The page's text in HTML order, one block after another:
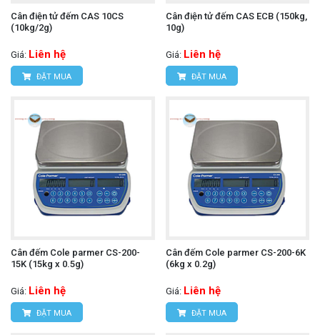
Cân điện tử đếm CAS 10CS
(10kg/2g)
Giá: Liên hệ
ĐẶT MUA
Cân điện tử đếm CAS ECB (150kg,
10g)
Giá: Liên hệ
ĐẶT MUA
Cân đếm Cole parmer CS-200-
15K (15kg x 0.5g)
Giá: Liên hệ
ĐẶT MUA
Cân đếm Cole parmer CS-200-6K
(6kg x 0.2g)
Giá: Liên hệ
ĐẶT MUA